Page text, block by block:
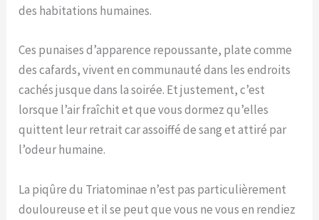
des habitations humaines.
Ces punaises d’apparence repoussante, plate comme
des cafards, vivent en communauté dans les endroits
cachés jusque dans la soirée. Et justement, c’est
lorsque l’air fraîchit et que vous dormez qu’elles
quittent leur retrait car assoiffé de sang et attiré par
l’odeur humaine.
La piqûre du Triatominae n’est pas particulièrement
douloureuse et il se peut que vous ne vous en rendiez